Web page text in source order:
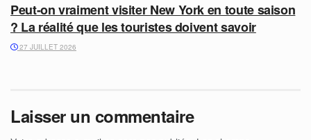
Peut-on vraiment visiter New York en toute saison
? La réalité que les touristes doivent savoir
27 JUILLET 2026
Laisser un commentaire